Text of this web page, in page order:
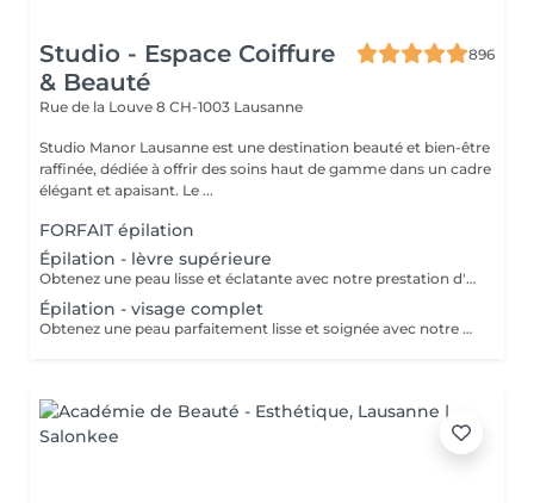
Studio - Espace Coiffure
& Beauté
896
Rue de la Louve 8 CH-1003 Lausanne
Studio Manor Lausanne est une destination beauté et bien-être
raffinée, dédiée à offrir des soins haut de gamme dans un cadre
élégant et apaisant. Le ...
FORFAIT épilation
Épilation - lèvre supérieure
Obtenez une peau lisse et éclatante avec notre prestation d'épilation de la lèvre supérieure ! Grâce à une méthode douce et efficace, cette épilation élimine les poils indésirables tout en respectant votre peau.
Épilation - visage complet
Obtenez une peau parfaitement lisse et soignée avec notre épilation du visage ! Cette prestation complète inclut l'épilation des joues, sourcils, nez, moustache ou barbe, selon vos besoins. Idéale pour un fini net et un teint éclatant, elle élimine les poils indésirables tout en respectant la sensibilité de votre peau.